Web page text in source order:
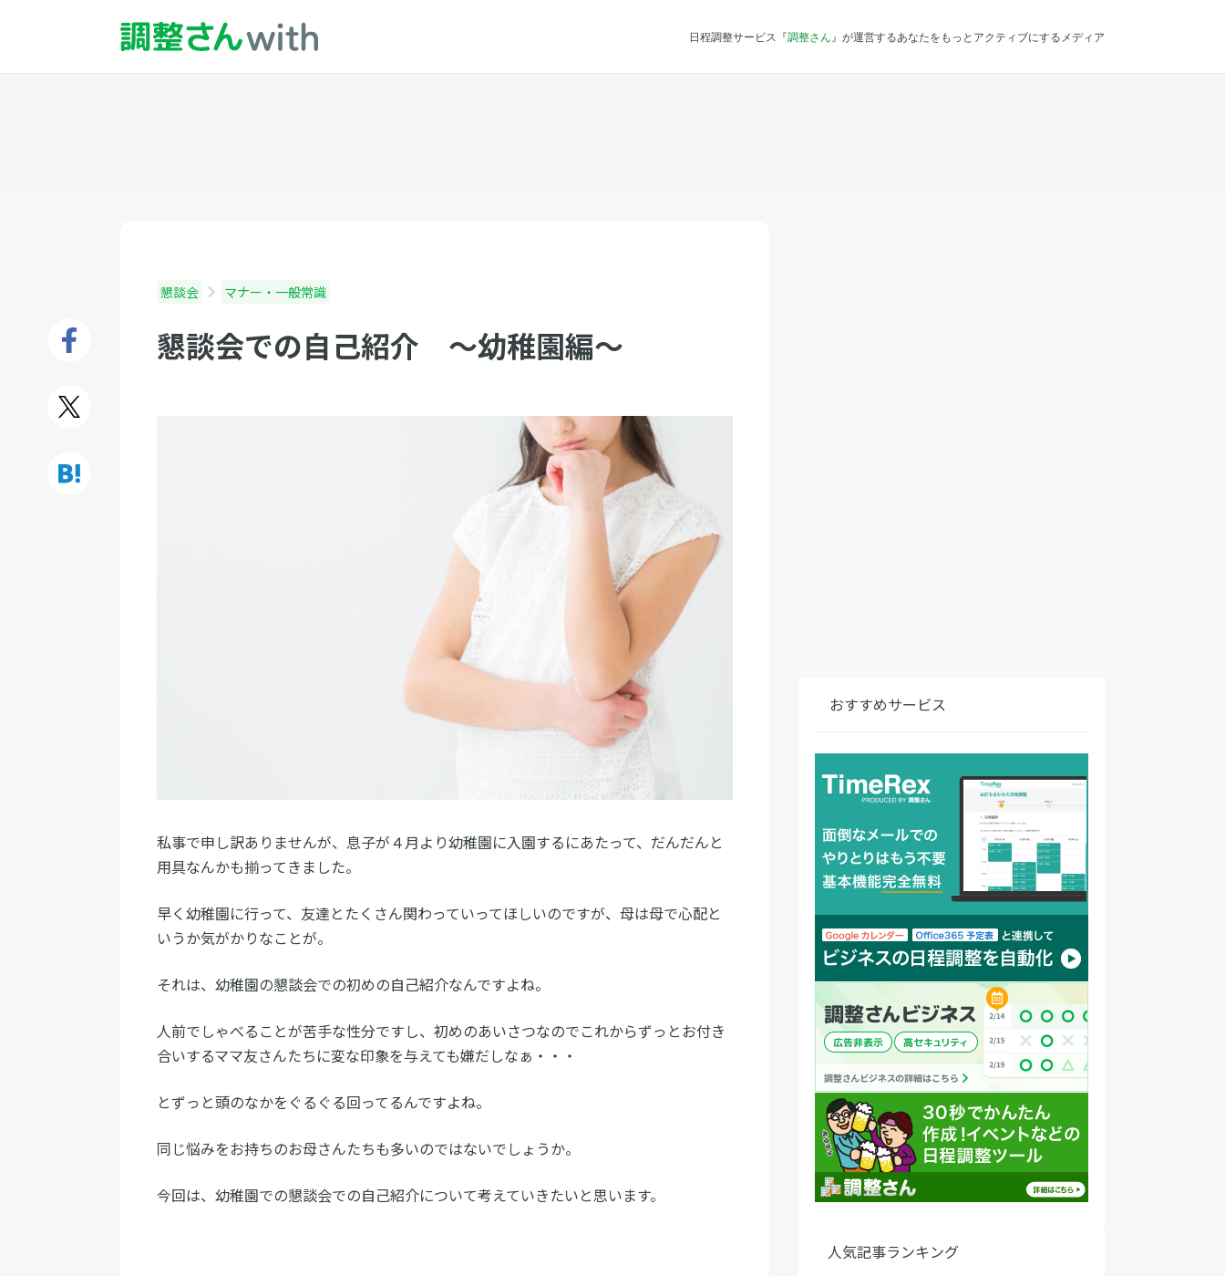
日程調整サービス『調整さん 』が運営するあなたをもっとアクティブにするメディア
懇談会 マナー・一般常識
懇談会での自己紹介 〜幼稚園編〜
私事で申し訳ありませんが、息子が４月より幼稚園に入園するにあたって、だんだんと
用具なんかも揃ってきました。
早く幼稚園に行って、友達とたくさん関わっていってほしいのですが、母は母で心配と
いうか気がかりなことが。
それは、幼稚園の懇談会での初めの自己紹介なんですよね。
人前でしゃべることが苦手な性分ですし、初めのあいさつなのでこれからずっとお付き
合いするママ友さんたちに変な印象を与えても嫌だしなぁ・・・
とずっと頭のなかをぐるぐる回ってるんですよね。
同じ悩みをお持ちのお母さんたちも多いのではないでしょうか。
今回は、幼稚園での懇談会での自己紹介について考えていきたいと思います。
おすすめサービス
人気記事ランキング